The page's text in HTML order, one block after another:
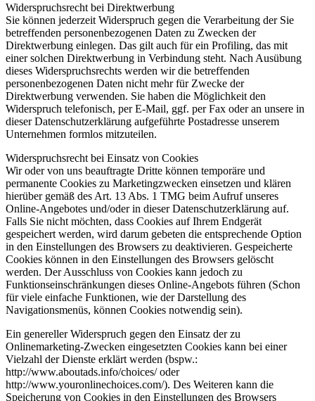
Widerspruchsrecht bei Direktwerbung
Sie können jederzeit Widerspruch gegen die Verarbeitung der Sie
betreffenden personenbezogenen Daten zu Zwecken der
Direktwerbung einlegen. Das gilt auch für ein Profiling, das mit
einer solchen Direktwerbung in Verbindung steht. Nach Ausübung
dieses Widerspruchsrechts werden wir die betreffenden
personenbezogenen Daten nicht mehr für Zwecke der
Direktwerbung verwenden. Sie haben die Möglichkeit den
Widerspruch telefonisch, per E-Mail, ggf. per Fax oder an unsere in
dieser Datenschutzerklärung aufgeführte Postadresse unserem
Unternehmen formlos mitzuteilen.
Widerspruchsrecht bei Einsatz von Cookies
Wir oder von uns beauftragte Dritte können temporäre und
permanente Cookies zu Marketingzwecken einsetzen und klären
hierüber gemäß des Art. 13 Abs. 1 TMG beim Aufruf unseres
Online-Angebotes und/oder in dieser Datenschutzerklärung auf.
Falls Sie nicht möchten, dass Cookies auf Ihrem Endgerät
gespeichert werden, wird darum gebeten die entsprechende Option
in den Einstellungen des Browsers zu deaktivieren. Gespeicherte
Cookies können in den Einstellungen des Browsers gelöscht
werden. Der Ausschluss von Cookies kann jedoch zu
Funktionseinschränkungen dieses Online-Angebots führen (Schon
für viele einfache Funktionen, wie der Darstellung des
Navigationsmenüs, können Cookies notwendig sein).
Ein genereller Widerspruch gegen den Einsatz der zu
Onlinemarketing-Zwecken eingesetzten Cookies kann bei einer
Vielzahl der Dienste erklärt werden (bspw.:
http://www.aboutads.info/choices/ oder
http://www.youronlinechoices.com/). Des Weiteren kann die
Speicherung von Cookies in den Einstellungen des Browsers